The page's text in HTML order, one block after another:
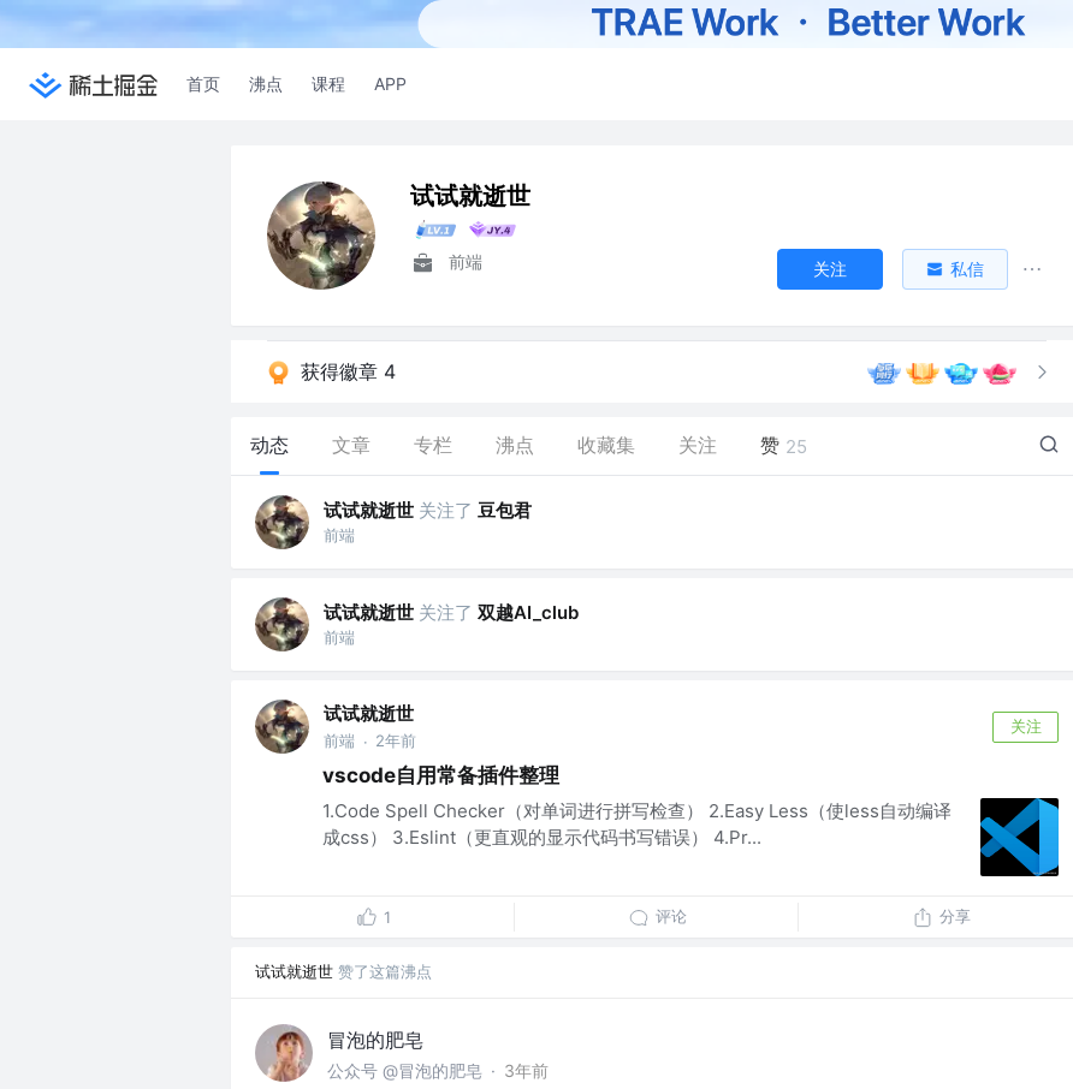
首页 沸点 课程 APP
试试就逝世
前端 关注 私信
获得徽章 4
动态 文章 专栏 沸点 收藏集 关注 赞 25
试试就逝世 关注了 豆包君
前端
试试就逝世 关注了 双越AI_club
前端
试试就逝世
前端 · 2年前
关注
vscode自用常备插件整理
1.Code Spell Checker（对单词进行拼写检查） 2.Easy Less（使less自动编译
成css） 3.Eslint（更直观的显示代码书写错误） 4.Pr...
1 评论 分享
试试就逝世 赞了这篇沸点
冒泡的肥皂
公众号 @冒泡的肥皂 · 3年前